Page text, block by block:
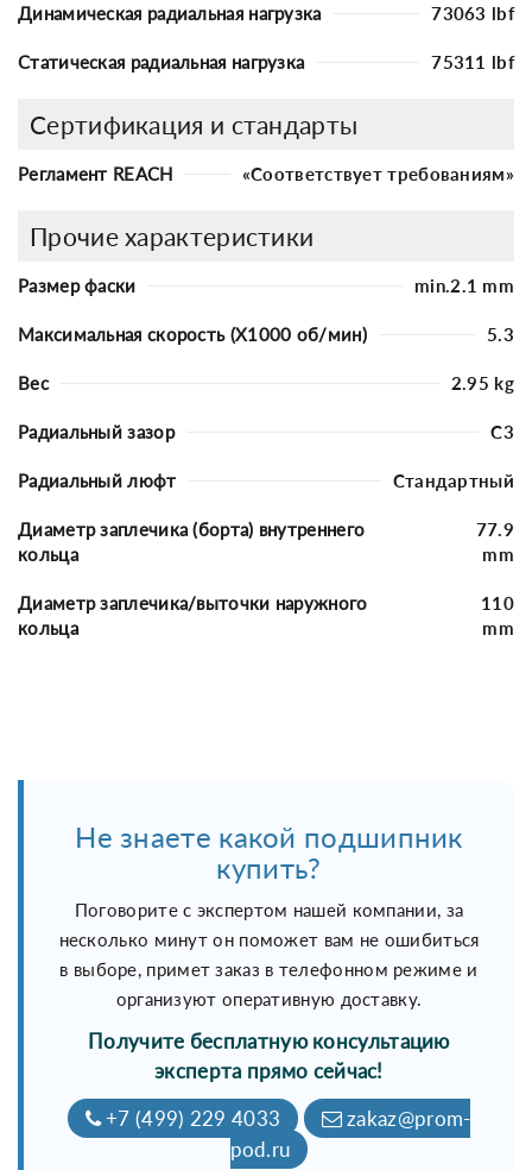
Динамическая радиальная нагрузка 73063 lbf
Статическая радиальная нагрузка 75311 lbf
Сертификация и стандарты
Регламент REACH «Соответствует требованиям»
Прочие характеристики
Размер фаски min.2.1 mm
Максимальная скорость (X1000 об/мин) 5.3
Вес 2.95 kg
Радиальный зазор C3
Радиальный люфт Стандартный
Диаметр заплечика (борта) внутреннего
кольца
77.9
mm
Диаметр заплечика/выточки наружного
кольца
110
mm
Не знаете какой подшипник
купить?
Поговорите с экспертом нашей компании, за
несколько минут он поможет вам не ошибиться
в выборе, примет заказ в телефонном режиме и
организуют оперативную доставку.
Получите бесплатную консультацию
эксперта прямо сейчас!
+7 (499) 229 4033
zakaz@prom-
pod.ru